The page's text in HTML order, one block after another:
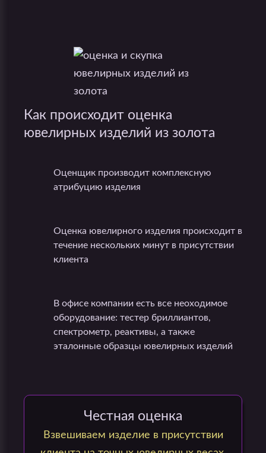
Как происходит оценка
ювелирных изделий из золота
Оценщик производит комплексную
атрибуцию изделия
Оценка ювелирного изделия происходит в
течение нескольких минут в присутствии
клиента
В офисе компании есть все неоходимое
оборудование: тестер бриллиантов,
спектрометр, реактивы, а также
эталонные образцы ювелирных изделий
Честная оценка
Взвешиваем изделие в присутствии